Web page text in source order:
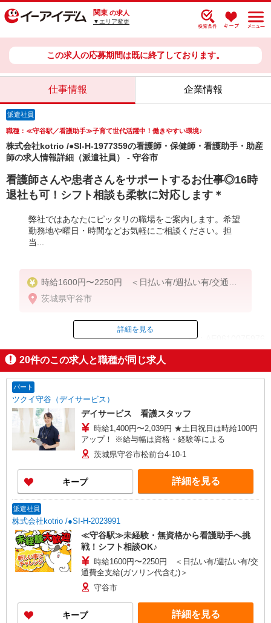
関東 の求人
▼エリア変更
この求人の応募期間は既に終了しております。
仕事情報 企業情報
派遣社員
職種：≪守谷駅／看護助手≫子育て世代活躍中！働きやすい環境♪
株式会社kotrio /●SI-H-1977359の看護師・保健師・看護助手・助産
師の求人情報詳細（派遣社員） - 守谷市
看護師さんや患者さんをサポートするお仕事◎16時
退社も可！シフト相談も柔軟に対応します＊
弊社ではあなたにピッタリの職場をご案内します。希望
勤務地や曜日・時間などお気軽にご相談ください。担
当...
時給1600円〜2250円 ＜日払い有/週払い有/交通費
全支給(ガソリン代含む)＞
茨城県守谷市
ID：AE0610075976
掲載期間終了
詳細を見る
20件のこの求人と職種が同じ求人
パート
ツクイ守谷（デイサービス）
デイサービス 看護スタッフ
時給1,400円〜2,039円 ★土日祝日は時給100円
アップ！ ※給与幅は資格・経験等による
茨城県守谷市松前台4-10-1
キープ 詳細を見る
派遣社員
株式会社kotrio /●SI-H-2023991
≪守谷駅≫未経験・無資格から看護助手へ挑
戦！シフト相談OK♪
時給1600円〜2250円 ＜日払い有/週払い有/交
通費全支給(ガソリン代含む)＞
守谷市
キープ 詳細を見る